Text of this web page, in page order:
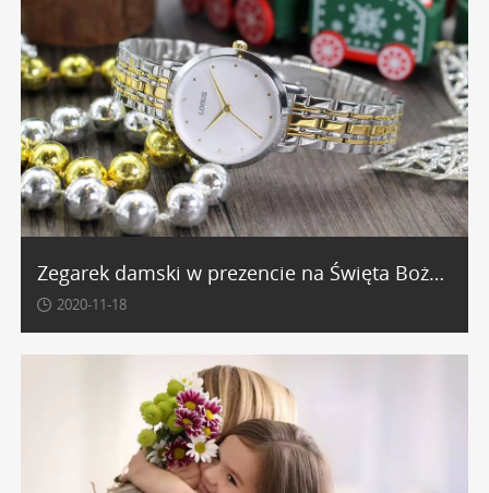
Zegarek damski w prezencie na Święta Bożego Narodzenia
2020-11-18